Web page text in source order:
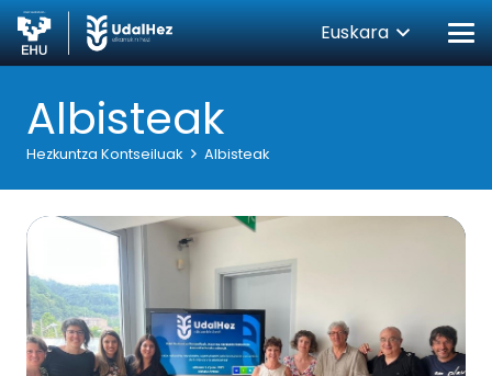
Euskara
Albisteak
Hezkuntza Kontseiluak Albisteak